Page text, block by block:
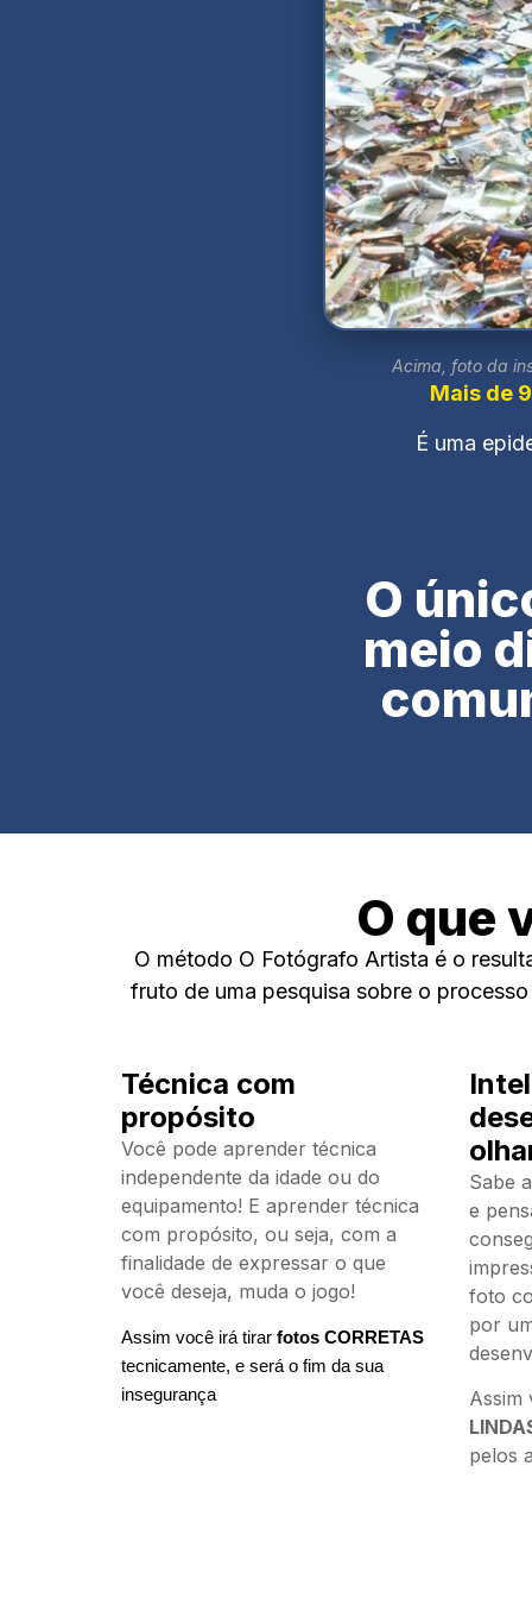
Acima, foto da
Mais de
É uma
O
meio
O que
O método O Fotógrafo Artista é o
fruto de uma pesquisa sobre o
Técnica com
propósito
Você pode aprender técnica
independente da idade ou do
equipamento! E aprender técnica
com propósito, ou seja, com a
finalidade de expressar o que
você deseja, muda o jogo!
Assim você irá tirar fotos CORRETAS
tecnicamente, e será o fim da sua
insegurança
Sabe
e
foto
por
pelos